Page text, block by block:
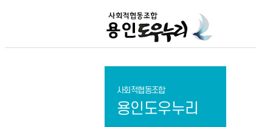
사회적협동조합
용인도우누리